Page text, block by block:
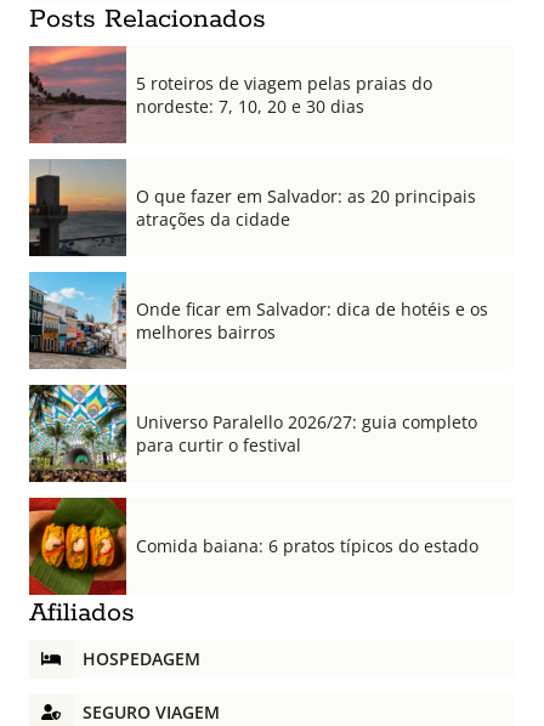
Posts Relacionados
5 roteiros de viagem pelas praias do
nordeste: 7, 10, 20 e 30 dias
O que fazer em Salvador: as 20 principais
atrações da cidade
Onde ficar em Salvador: dica de hotéis e os
melhores bairros
Universo Paralello 2026/27: guia completo
para curtir o festival
Comida baiana: 6 pratos típicos do estado
Afiliados
HOSPEDAGEM
SEGURO VIAGEM